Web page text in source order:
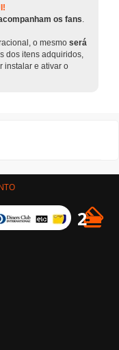
os fans.
o mesmo será
dos itens adquiridos,
instalar e ativar o